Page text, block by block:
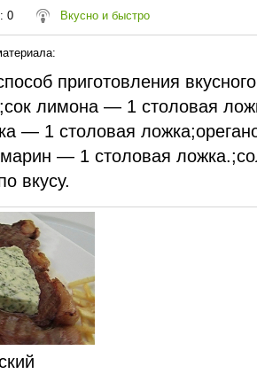
: 0 Вкусно и быстро
:
приготовления
лимона — 1 столовая
— 1 столовая
— 1 столовая
вкусу.